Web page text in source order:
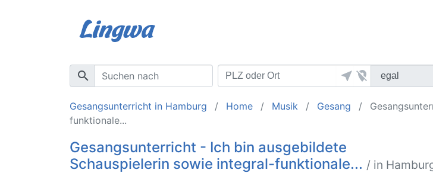
search near_me location_off
Gesangsunterricht in Hamburg Home Musik Gesang
funktionale...
Gesangsunterricht - Ich bin ausgebildete
Schauspielerin sowie integral-funktionale... / in